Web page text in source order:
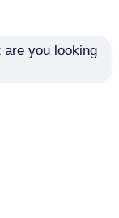
are you looking